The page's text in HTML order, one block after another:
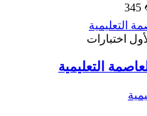
اختبارات
التعليمية